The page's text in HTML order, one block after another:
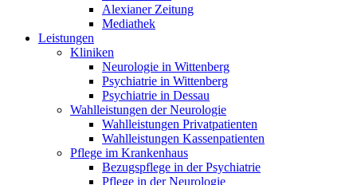
Alexianer Zeitung
Mediathek
Leistungen
Kliniken
Neurologie in Wittenberg
Psychiatrie in Wittenberg
Psychiatrie in Dessau
Wahlleistungen der Neurologie
Wahlleistungen Privatpatienten
Wahlleistungen Kassenpatienten
Pflege im Krankenhaus
Bezugspflege in der Psychiatrie
Pflege in der Neurologie